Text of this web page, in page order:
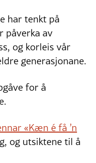
har tenkt på
påverka av
og korleis vår
generasjonane.
for å
«Kæn é få ’n
og utsiktene til å